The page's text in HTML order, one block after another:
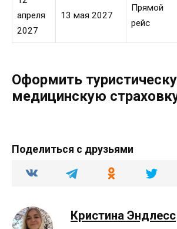
апреля
2027
13 мая 2027
Прямой
рейс
Оформить
медицинскую
Поделиться с друзьями
Кристина Эндлесс